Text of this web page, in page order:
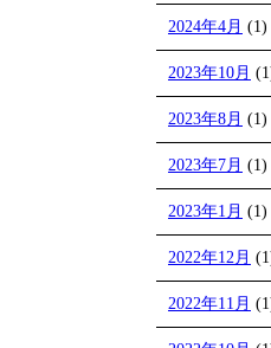
2024年4月 (1)
2023年10月
2023年8月 (1)
2023年7月 (1)
2023年1月 (1)
2022年12月
2022年11月